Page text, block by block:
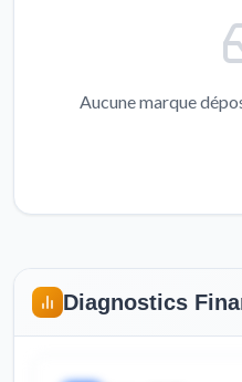
Aucune marque
Diagnostics